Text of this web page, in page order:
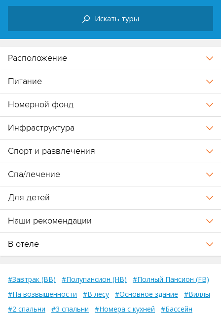
Искать туры
Расположение
Питание
Номерной фонд
Инфраструктура
Спорт и развлечения
Спа/лечение
Для детей
Наши рекомендации
В отеле
#Завтрак (BB) #Полупансион (HB)
#Полный Пансион (FB)
#На возвышенности
#В лесу #Основное здание
#Виллы
#2 спальни
#3 спальни #Номера с кухней
#Бассейн